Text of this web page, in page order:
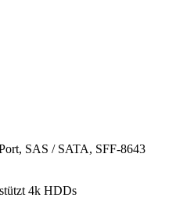
SAS / SATA, SFF-8643
4k HDDs